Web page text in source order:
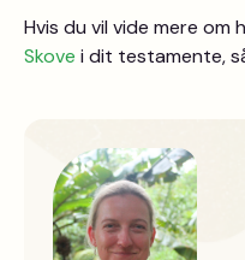
Hvis du vil vide mere
Skove i dit testamente,